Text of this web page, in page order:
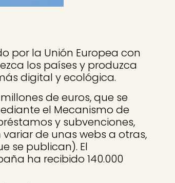
por la Unión Europea con
los países y produzca
digital y ecológica.
de euros, que se
el Mecanismo de
y subvenciones,
de unas webs a otras,
se publican). El
ha recibido 140.000